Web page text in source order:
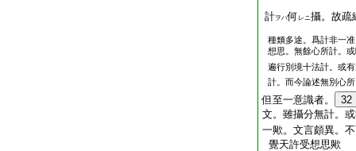
計ヲハ何 レニ攝。故疏
種類多途。爲計非一
想思。無餘心所計。
遍行別境十法計。或
計。而今論述無別心
但至一意識者。
32
文。雖攝分無計。
一歟。文言頗異。
覺天許受想思歟